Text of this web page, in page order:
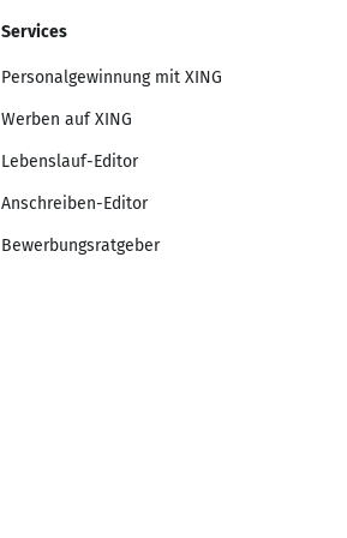
Services
Personalgewinnung mit XING
Werben auf XING
Lebenslauf-Editor
Anschreiben-Editor
Bewerbungsratgeber